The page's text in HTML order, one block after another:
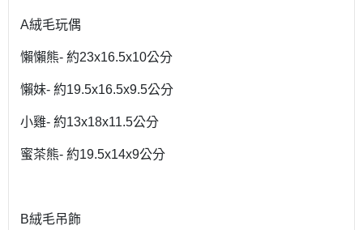
A絨毛玩偶
懶懶熊- 約23x16.5x10公分
懶妹- 約19.5x16.5x9.5公分
小雞- 約13x18x11.5公分
蜜茶熊- 約19.5x14x9公分
B絨毛吊飾